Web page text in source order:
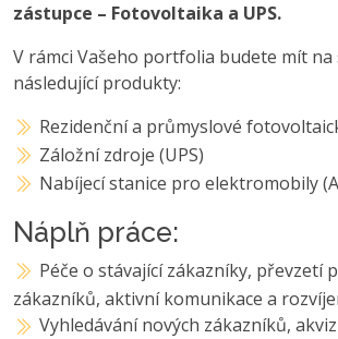
zástupce – Fotovoltaika a UPS.
V rámci Vašeho portfolia budete mít
následující produkty:
Rezidenční a průmyslové
Záložní zdroje (UPS)
Nabíjecí stanice pro elektromobily
Náplň práce:
Péče o stávající zákazníky, převzetí
zákazníků, aktivní komunikace a
Vyhledávání nových zákazníků,